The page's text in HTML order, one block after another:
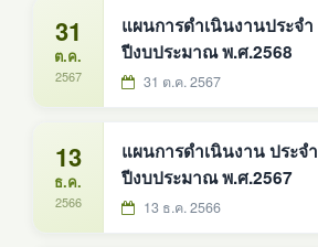
31
ต.ค.
2567
แผนการดำเนินงานประจำ
ปีงบประมาณ พ.ศ.2568
31 ต.ค. 2567
13
ธ.ค.
2566
แผนการดำเนินงาน ประจำ
ปีงบประมาณ พ.ศ.2567
13 ธ.ค. 2566